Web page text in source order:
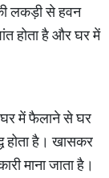
लकड़ी से हवन
होता है और घर में
घर में फैलाने से घर
होता है। खासकर
माना जाता है।